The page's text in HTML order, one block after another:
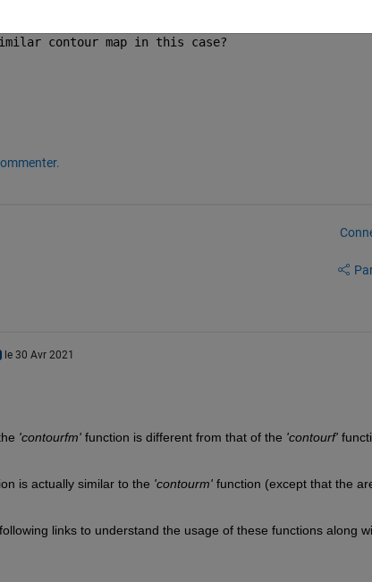
(X, Y, Z, [7.9:0.005:8.2],
contour map in this case?
le 30 Avr 2021
'contourfm' function is different from that of the 'contourf'
is actually similar to the 'contourm' function (except that the
links to understand the usage of these functions along